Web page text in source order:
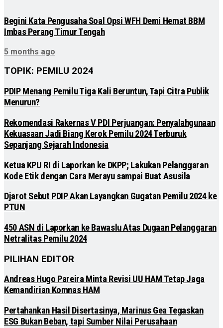
Begini Kata Pengusaha Soal Opsi WFH Demi Hemat BBM
Imbas Perang Timur Tengah
5 months ago
TOPIK: PEMILU 2024
PDIP Menang Pemilu Tiga Kali Beruntun, Tapi Citra Publik
Menurun?
Rekomendasi Rakernas V PDI Perjuangan: Penyalahgunaan
Kekuasaan Jadi Biang Kerok Pemilu 2024 Terburuk
Sepanjang Sejarah Indonesia
Ketua KPU RI di Laporkan ke DKPP; Lakukan Pelanggaran
Kode Etik dengan Cara Merayu sampai Buat Asusila
Djarot Sebut PDIP Akan Layangkan Gugatan Pemilu 2024 ke
PTUN
450 ASN di Laporkan ke Bawaslu Atas Dugaan Pelanggaran
Netralitas Pemilu 2024
PILIHAN EDITOR
Andreas Hugo Pareira Minta Revisi UU HAM Tetap Jaga
Kemandirian Komnas HAM
Pertahankan Hasil Disertasinya, Marinus Gea Tegaskan
ESG Bukan Beban, tapi Sumber Nilai Perusahaan